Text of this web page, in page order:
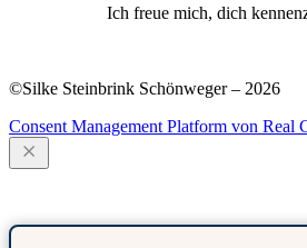
Ich freue mich, dich
©Silke Steinbrink Schönweger – 2026
Consent Management Platform von Real